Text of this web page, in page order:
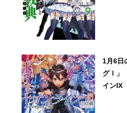
1月6日
グＩ」
インIX